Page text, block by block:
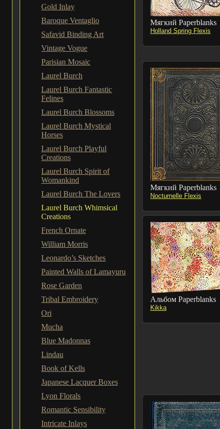
Gold Inlay
Baroque Ventaglio
Safavid Binding Art
Vintage Vogue
Parisian Mosaic
Laurel Burch
Laurel Burch Fantastic
Felines
Laurel Burch Blossoms
Laurel Burch Mystical
Horses
Laurel Burch Playful
Creations
Laurel Burch Spirit of
Womankind
Laurel Burch The Lovers
Laurel Burch Whimsical
Creations
French Ornate
William Morris
Leonardo’s Sketches
Painted Walls of Lamayuru
Rose Garden
Tribal Embroidery
Ori
Mucha
Blue Madonnas
Lindau
Book of Kells
Japanese Lacquer Boxes
Lyon Florals
Romantic Sensibility
Intricate Inlays
Мягкий Paperblanks
Holland Spring Flexis
Мягкий Paperblanks
Nocturnelle Flexis
Альбом Paperblanks
Kikka